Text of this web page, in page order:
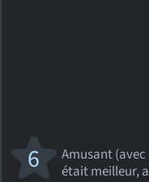
Amusant
était meilleur,
6